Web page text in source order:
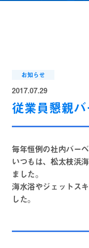
お知らせ
2017.07.29
従業員懇親
毎年恒例の社内バー
いつもは、松太枝浜
ました。
海水浴やジェットス
した。